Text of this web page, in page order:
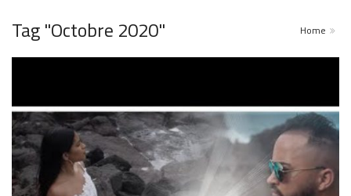
Tag "Octobre 2020" Home